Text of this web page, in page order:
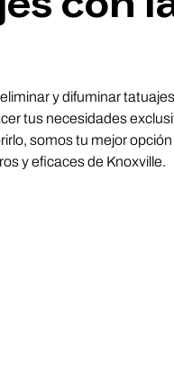
y difuminar
tus necesidades
somos tu mejor opción
y eficaces de Knoxville.